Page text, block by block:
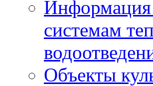
Информация
системам
Объекты